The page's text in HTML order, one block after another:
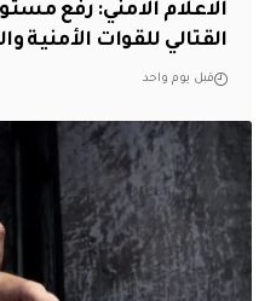
الاعلام الامني: رفع
القتالي للقوات الأمنية
قبل يوم واحد